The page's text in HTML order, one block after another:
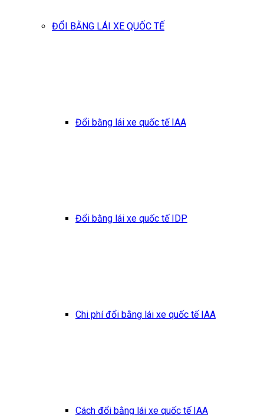
ĐỔI BẰNG LÁI XE QUỐC TẾ
Đổi bằng lái xe quốc tế IAA
Đổi bằng lái xe quốc tế IDP
Chi phí đổi bằng lái xe quốc tế IAA
Cách đổi bằng lái xe quốc tế IAA